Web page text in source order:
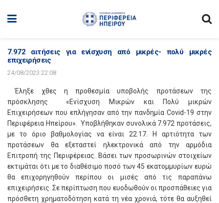
7.972 αιτήσεις για ενίσχυση από μικρές- πολύ μικρές
επιχειρήσεις
24/08/2023 22:08
Έληξε χθες η προθεσμία υποβολής προτάσεων της
πρόσκλησης «Ενίσχυση Μικρών και Πολύ μικρών
Επιχειρήσεων που επλήγησαν από την πανδημίαCovid-19 στην
Περιφέρεια Ηπείρου». Υποβλήθηκαν συνολικά 7.972 προτάσεις,
με το όριο βαθμολογίας να είναι 22.17. Η αρτιότητα των
προτάσεων θα εξεταστεί ηλεκτρονικά από την αρμόδια
Επιτροπή της Περιφέρειας. Βάσει των προσωρινών στοιχείων
εκτιμάται ότι με το διαθέσιμο ποσό των 45 εκατομμυρίων ευρώ
θα επιχορηγηθούν περίπου οι μισές από τις παραπάνω
επιχειρήσεις. Σε περίπτωση που ευοδωθούν οι προσπάθειες για
πρόσθετη χρηματοδότηση κατά τη νέα χρονιά, τότε θα αυξηθεί